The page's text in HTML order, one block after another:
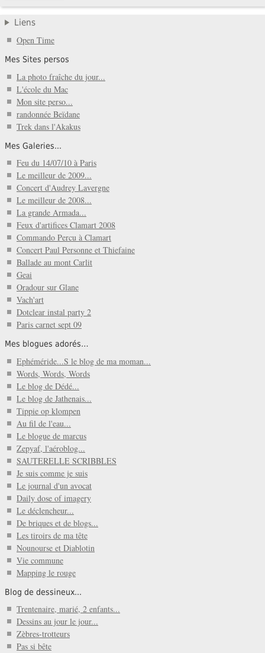
Liens
Open Time
Mes Sites persos
La photo fraîche du jour...
L'école du Mac
Mon site perso...
randonnée Beïdane
Trek dans l'Akakus
Mes Galeries...
Feu du 14/07/10 à Paris
Le meilleur de 2009...
Concert d'Audrey Lavergne
Le meilleur de 2008...
La grande Armada...
Feux d'artifices Clamart 2008
Commando Percu à Clamart
Concert Paul Personne et Thiefaine
Ballade au mont Carlit
Geai
Oradour sur Glane
Vach'art
Dotclear instal party 2
Paris carnet sept 09
Mes blogues adorés…
Ephéméride...S le blog de ma moman...
Words, Words, Words
Le blog de Dédé...
Le blog de Jathenais...
Tippie op klompen
Au fil de l'eau...
Le blogue de marcus
Zepyaf, l'aéroblog...
SAUTERELLE SCRIBBLES
Je suis comme je suis
Le journal d'un avocat
Daily dose of imagery
Le déclencheur...
De briques et de blogs...
Les tiroirs de ma tête
Nounourse et Diablotin
Vie commune
Mapping le rouge
Blog de dessineux...
Trentenaire, marié, 2 enfants...
Dessins au jour le jour...
Zèbres-trotteurs
Pas si bête